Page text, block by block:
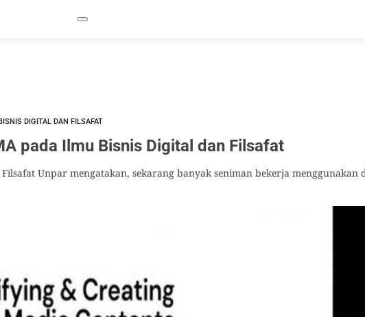
DIGITAL DAN FILSAFAT
pada Ilmu Bisnis Digital dan Filsafat
Unpar mengatakan, sekarang banyak seniman bekerja menggunakan